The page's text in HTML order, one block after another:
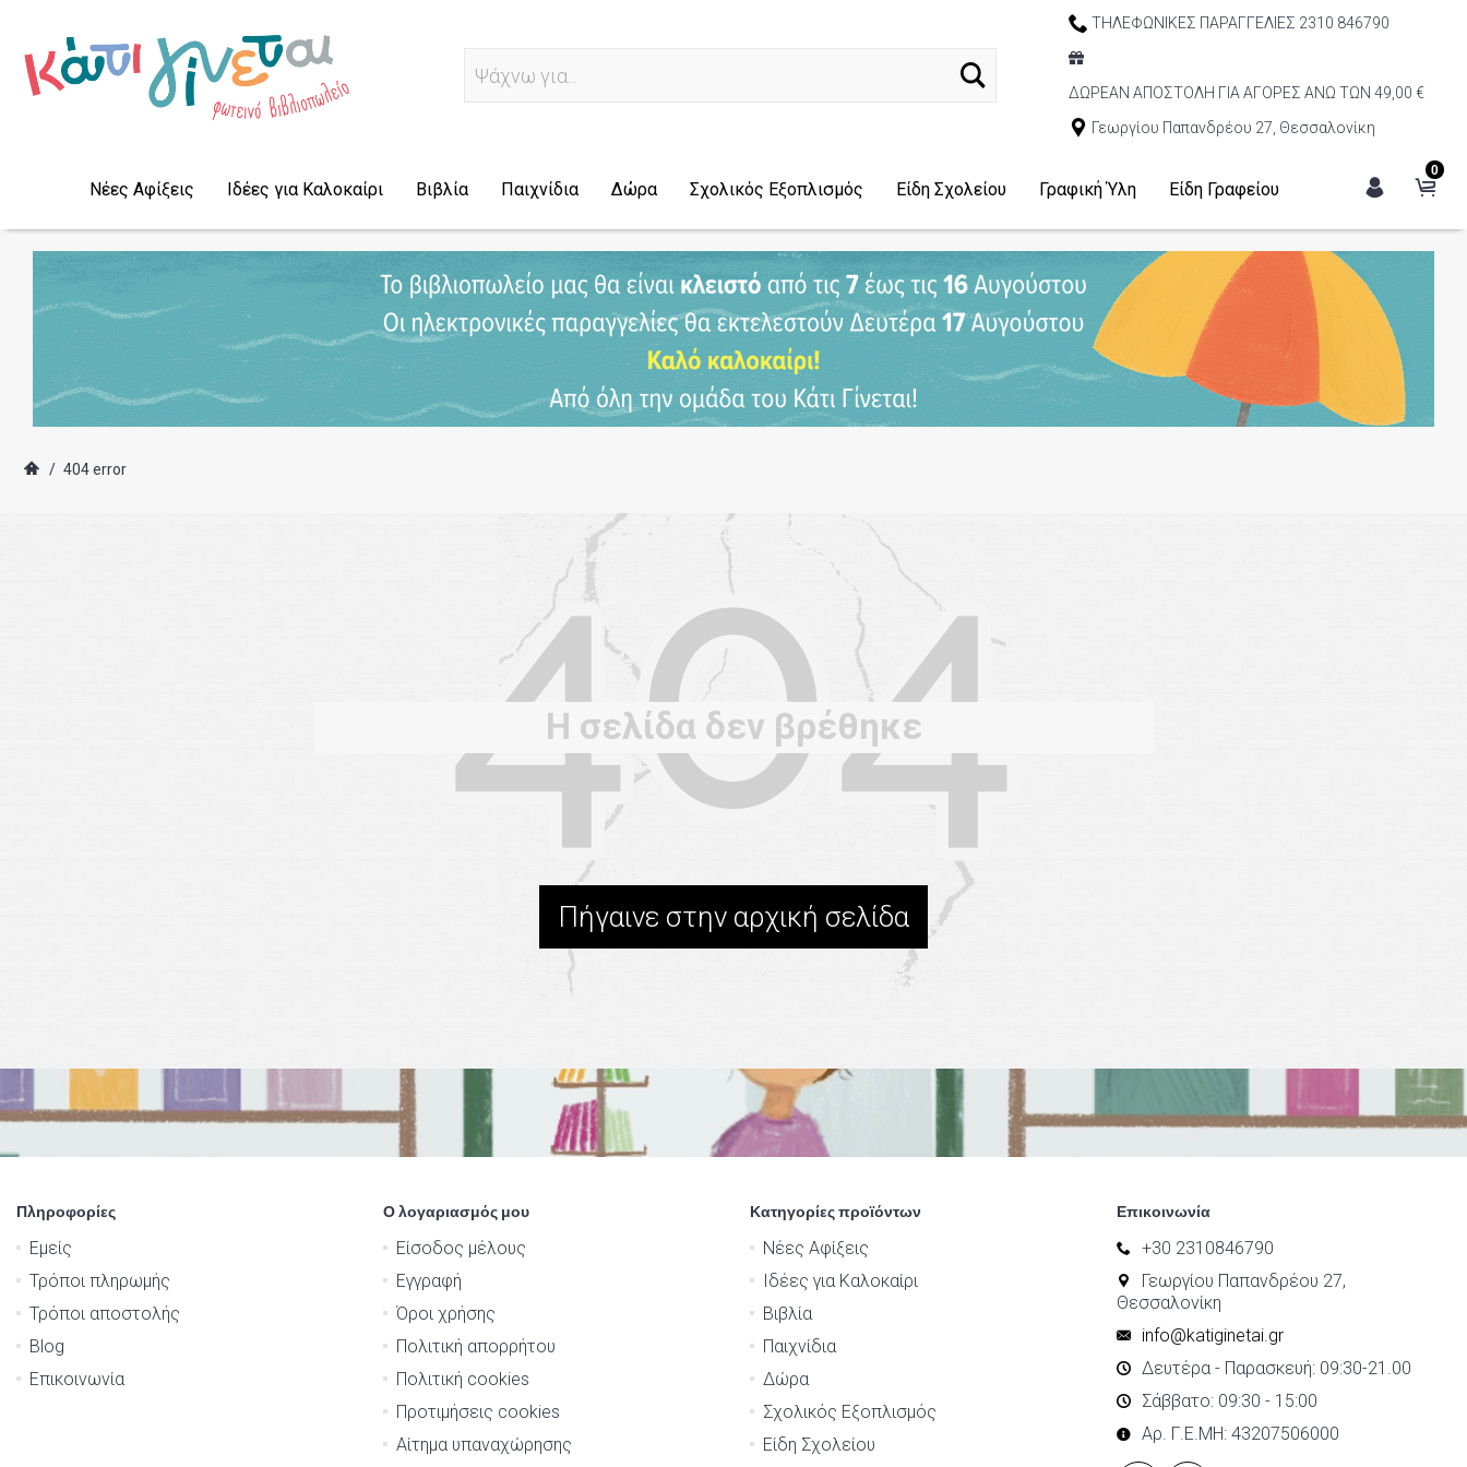
Αναζ
ΤΗΛΕΦΩΝΙΚΕΣ ΠΑΡΑΓΓΕΛΙΕΣ 2310 846790
ΔΩΡΕΑΝ ΑΠΟΣΤΟΛΗ ΓΙΑ ΑΓΟΡΕΣ ΑΝΩ ΤΩΝ 49,00 €
Γεωργίου Παπανδρέου 27, Θεσσαλονίκη
0
Νέες Αφίξεις Ιδέες για Καλοκαίρι Βιβλία Παιχνίδια Δώρα Σχολικός Εξοπλισμός Είδη Σχολείου Γραφική Ύλη Είδη Γραφείου
/ 404 error
Η σελίδα δεν βρέθηκε
Πήγαινε στην αρχική σελίδα
Πληροφορίες
Εμείς
Τρόποι πληρωμής
Τρόποι αποστολής
Blog
Επικοινωνία
Ο λογαριασμός μου
Είσοδος μέλους
Εγγραφή
Όροι χρήσης
Πολιτική απορρήτου
Πολιτική cookies
Προτιμήσεις cookies
Αίτημα υπαναχώρησης
Κατηγορίες προϊόντων
Νέες Αφίξεις
Ιδέες για Καλοκαίρι
Βιβλία
Παιχνίδια
Δώρα
Σχολικός Εξοπλισμός
Είδη Σχολείου
Επικοινωνία
+30 2310846790
Γεωργίου Παπανδρέου 27,
Θεσσαλονίκη
info@katiginetai.gr
Δευτέρα - Παρασκευή: 09:30-21.00
Σάββατο: 09:30 - 15:00
Αρ. Γ.Ε.ΜΗ: 43207506000